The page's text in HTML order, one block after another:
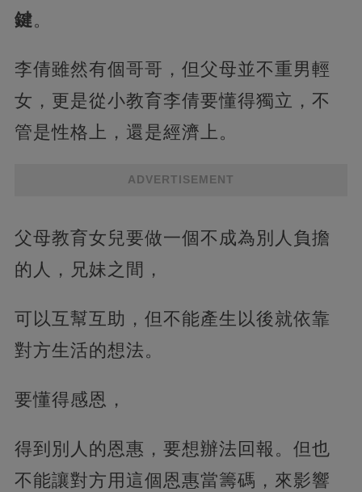
鍵。
李倩雖然有個哥哥，但父母並不重男輕
女，更是從小教育李倩要懂得獨立，不
管是性格上，還是經濟上。
ADVERTISEMENT
父母教育女兒要做一個不成為別人負擔
的人，兄妹之間，
可以互幫互助，但不能產生以後就依靠
對方生活的想法。
要懂得感恩，
得到別人的恩惠，要想辦法回報。但也
不能讓對方用這個恩惠當籌碼，來影響